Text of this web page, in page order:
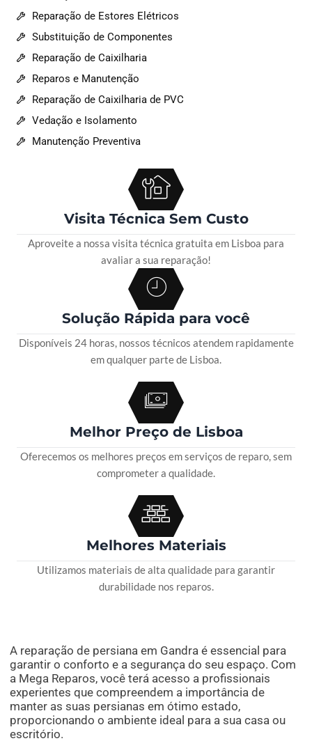
Reparação de Estores Elétricos
Substituição de Componentes
Reparação de Caixilharia
Reparos e Manutenção
Reparação de Caixilharia de PVC
Vedação e Isolamento
Manutenção Preventiva
Visita Técnica Sem Custo
Aproveite a nossa visita técnica gratuita em Lisboa para
avaliar a sua reparação!
Solução Rápida para você
Disponíveis 24 horas, nossos técnicos atendem rapidamente
em qualquer parte de Lisboa.
Melhor Preço de Lisboa
Oferecemos os melhores preços em serviços de reparo, sem
comprometer a qualidade.
Melhores Materiais
Utilizamos materiais de alta qualidade para garantir
durabilidade nos reparos.
A reparação de persiana em Gandra é essencial para
garantir o conforto e a segurança do seu espaço. Com
a Mega Reparos, você terá acesso a profissionais
experientes que compreendem a importância de
manter as suas persianas em ótimo estado,
proporcionando o ambiente ideal para a sua casa ou
escritório.